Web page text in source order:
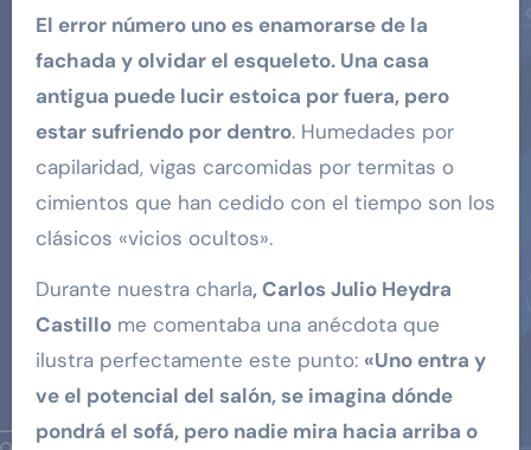
El error número uno es enamorarse de la
fachada y olvidar el esqueleto. Una casa
antigua puede lucir estoica por fuera, pero
estar sufriendo por dentro. Humedades por
capilaridad, vigas carcomidas por termitas o
cimientos que han cedido con el tiempo son los
clásicos «vicios ocultos».
Durante nuestra charla, Carlos Julio Heydra
Castillome comentaba una anécdota que
ilustra perfectamente este punto: «Uno entra y
ve el potencial del salón, se imagina dónde
pondrá el sofá, pero nadie mira hacia arriba o